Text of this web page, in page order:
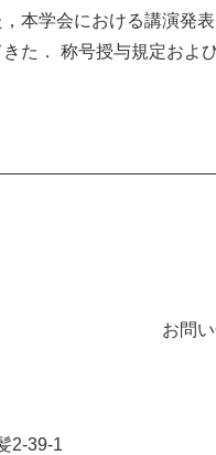
本学会における講演発
た． 称号授与規定およ
お問
2-39-1